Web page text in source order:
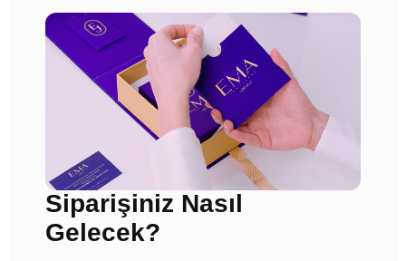
Siparişiniz Nasıl
Gelecek?